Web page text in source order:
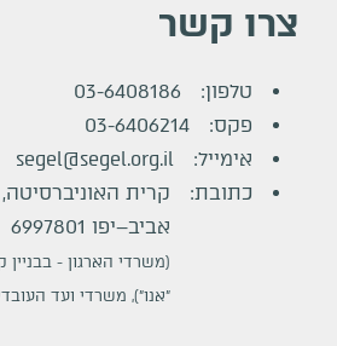
צרו קשר
טלפון:
03-6408186
פקס:
03-6406214
אימייל:
segel@segel.org.il
כתובת:
אביב–יפו 6997801
(משרדי הארגון - בבניין
״אנו״), משרדי ועד